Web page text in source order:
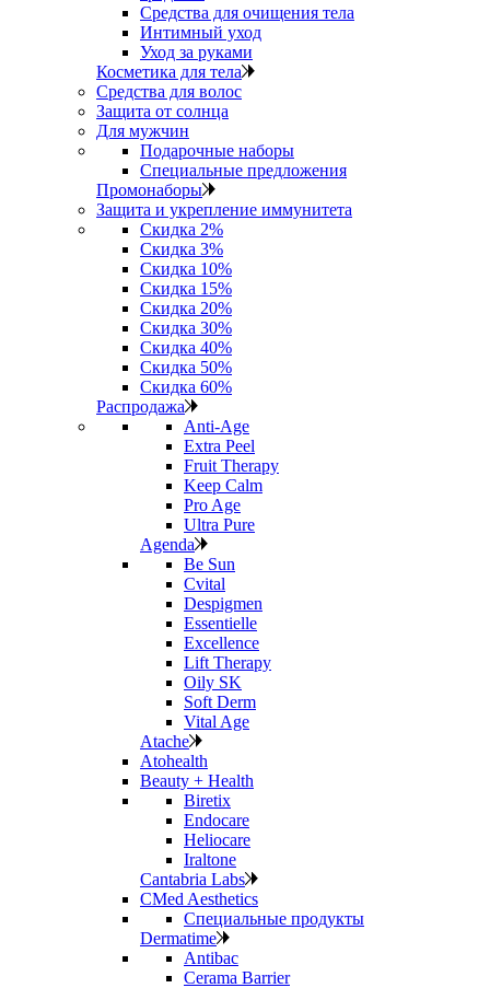
Средства для очищения тела
Интимный уход
Уход за руками
Косметика для тела
Средства для волос
Защита от солнца
Для мужчин
Подарочные наборы
Специальные предложения
Промонаборы
Защита и укрепление иммунитета
Скидка 2%
Скидка 3%
Скидка 10%
Скидка 15%
Скидка 20%
Скидка 30%
Скидка 40%
Скидка 50%
Скидка 60%
Распродажа
Anti‑Age
Extra Peel
Fruit Therapy
Keep Calm
Pro Age
Ultra Pure
Agenda
Be Sun
Cvital
Despigmen
Essentielle
Excellence
Lift Therapy
Oily SK
Soft Derm
Vital Age
Atache
Atohealth
Beauty + Health
Biretix
Endocare
Heliocare
Iraltone
Cantabria Labs
CMed Aesthetics
Специальные продукты
Dermatime
Antibac
Cerama Barrier